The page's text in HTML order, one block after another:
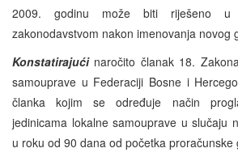
2009. godinu može biti riješeno u
zakonodavstvom nakon imenovanja novog
Konstatirajućinaročito članak 18.
samouprave u Federaciji Bosne i
članka kojim se određuje način
jedinicama lokalne samouprave u slučaju
u roku od 90 dana od početka proračunske